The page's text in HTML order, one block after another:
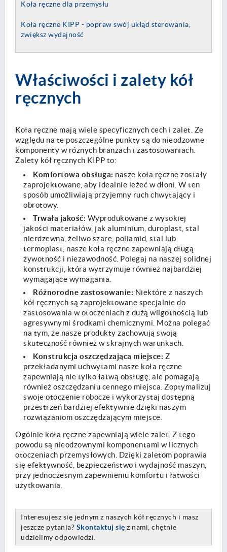
Koła ręczne dla przemysłu
Koła ręczne KIPP - popraw swój ukłąd sterowania,
zwiększ wydajność
Właściwości i zalety kół
ręcznych
Koła ręczne mają wiele specyficznych cech i zalet. Ze
względu na te poszczególne punkty są do nieodzowne
komponenty w różnych branżach i zastosowaniach.
Zalety kół ręcznych KIPP to:
Komfortowa obsługa: nasze koła ręczne zostały
zaprojektowane, aby idealnie leżeć w dłoni. W ten
sposób umożliwiają przyjemny ruch chwytający i
obrotowy.
Trwała jakość: Wyprodukowane z wysokiej
jakości materiałów, jak aluminium, duroplast, stal
nierdzewna, żeliwo szare, poliamid, stal lub
termoplast, nasze koła ręczne zapewniają długą
żywotność i niezawodność. Polegaj na naszej solidnej
konstrukcji, która wytrzymuje również najbardziej
wymagające wymagania.
Różnorodne zastosowanie: Niektóre z naszych
kół ręcznych są zaprojektowane specjalnie do
zastosowania w otoczeniach z dużą wilgotnością lub
agresywnymi środkami chemicznymi. Można polegać
na tym, że nasze produkty zachowują swoją
skuteczność również w skrajnych warunkach.
Konstrukcja oszczędzająca miejsce: Z
przekładanymi uchwytami nasze koła ręczne
zapewniają nie tylko łatwą obsługę, ale pomagają
również oszczędzaniu cennego miejsca. Zoptymalizuj
swoje otoczenie robocze i wykorzystaj dostępną
przestrzeń bardziej efektywnie dzięki naszym
rozwiązaniom oszczędzającym miejsce.
Ogólnie koła ręczne zapewniają wiele zalet. Z tego
powodu są nieodzownymi komponentami w licznych
otoczeniach przemysłowych. Dzięki zaletom poprawia
się efektywność, bezpieczeństwo i wydajność maszyn,
przy jednoczesnym zapewnieniu komfortu i łatwości
użytkowania.
Interesujesz się jednym z naszych kół ręcznych i masz
jeszcze pytania? Skontaktuj się z nami, chętnie
udzielimy odpowiedzi.